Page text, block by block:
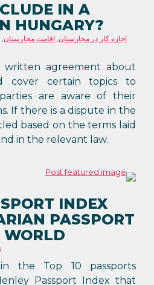
IN A
HUNGARY?
اجازه کار در مجارستان,اقامت مجارستان,
agreement about
cover certain topics to
are aware of their
If there is a dispute in the
based on the terms laid
in the relevant law.
INDEX
PASSPORT
WORLD
the Top 10 passports
Passport Index that